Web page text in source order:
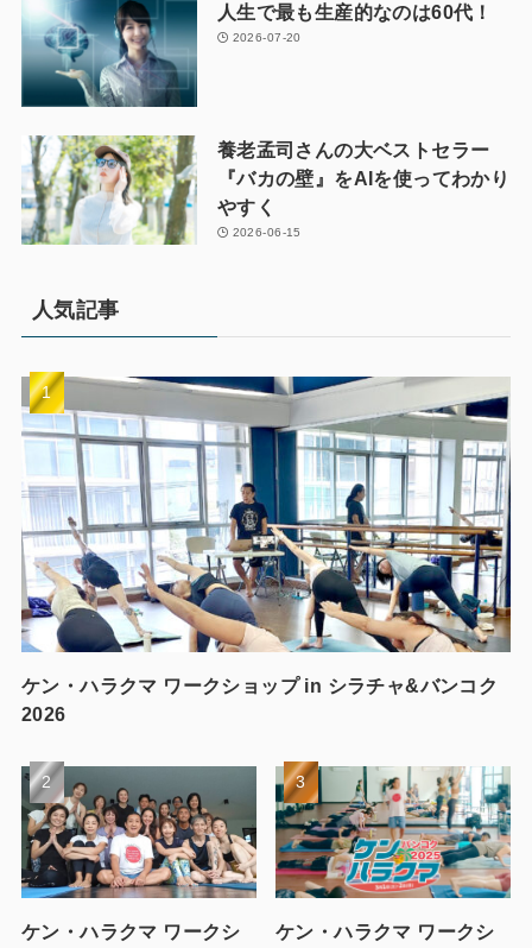
人生で最も生産的なのは60代！
2026-07-20
養老孟司さんの大ベストセラー
『バカの壁』をAIを使ってわかり
やすく
2026-06-15
人気記事
ケン・ハラクマ ワークショップ in シラチャ&バンコク
2026
ケン・ハラクマ ワークシ
ケン・ハラクマ ワークシ